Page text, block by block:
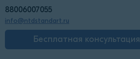
88006007055
info@ntdstandart.ru
Бесплатная консультация